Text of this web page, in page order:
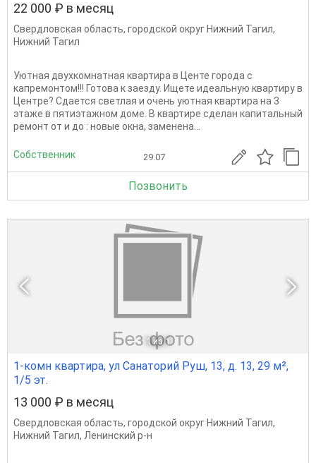
22 000 ₽ в месяц
Свердловская область, городской округ Нижний Тагил,
Нижний Тагил
Уютная двухкомнатная квартира в Центе города с
капремонтом!!! Готова к заезду. Ищете идеальную квартиру в
Центре? Сдается светлая и очень уютная квартира на 3
этаже в пятиэтажном доме. В квартире сделан капитальный
ремонт от и до : новые окна, заменена...
Собственник 29.07
Позвонить
1 из 1
1-комн квартира, ул Санаторий Руш, 13, д. 13, 29 м²,
1/5 эт.
13 000 ₽ в месяц
Свердловская область, городской округ Нижний Тагил,
Нижний Тагил, Ленинский р-н